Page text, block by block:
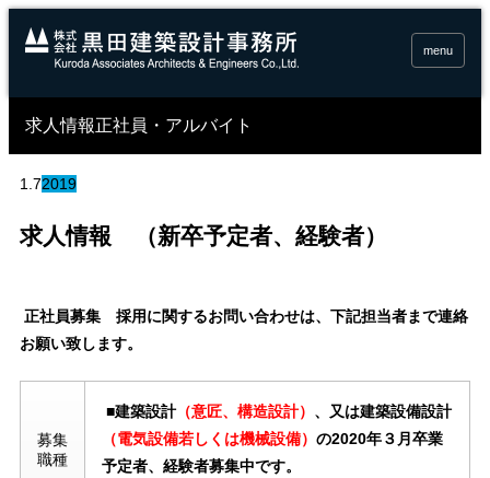
menu
求人情報正社員・アルバイト
1.72019
求人情報 （新卒予定者、経験者）
正社員募集 採用に関するお問い合わせは、下記担当者まで連絡
お願い致します。
募集
職種
■建築設計（意匠、 構造設計） 、 又は建築設備設計
（電気設備若しくは機械設備） の2020年３月卒業
予定者、 経験者募集中です。